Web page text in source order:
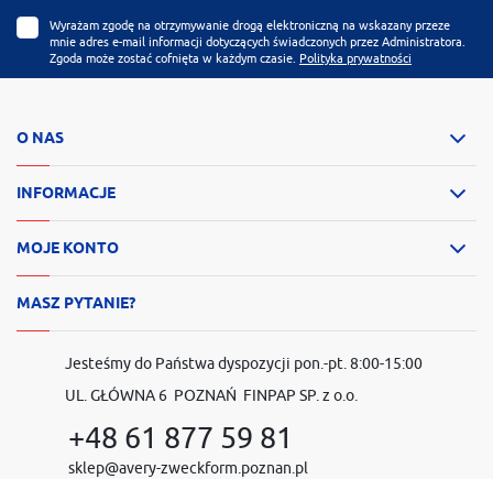
Wyrażam zgodę na otrzymywanie drogą elektroniczną na wskazany przeze
mnie adres e-mail informacji dotyczących świadczonych przez Administratora.
Zgoda może zostać cofnięta w każdym czasie. Polityka prywatności
O NAS
INFORMACJE
MOJE KONTO
MASZ PYTANIE?
Jesteśmy do Państwa dyspozycji pon.-pt. 8:00-15:00
UL. GŁÓWNA 6 POZNAŃ FINPAP SP. z o.o.
+48 61 877 59 81
sklep@avery-zweckform.poznan.pl